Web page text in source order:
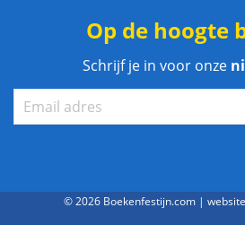
Op de hoogte
Schrijf je in voor onze
© 2026 Boekenfestijn.com |